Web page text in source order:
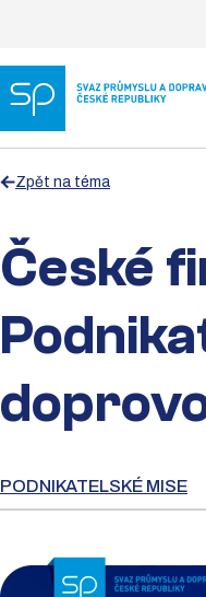
Zpět na téma
České
PODNIKATELSKÉ MISE